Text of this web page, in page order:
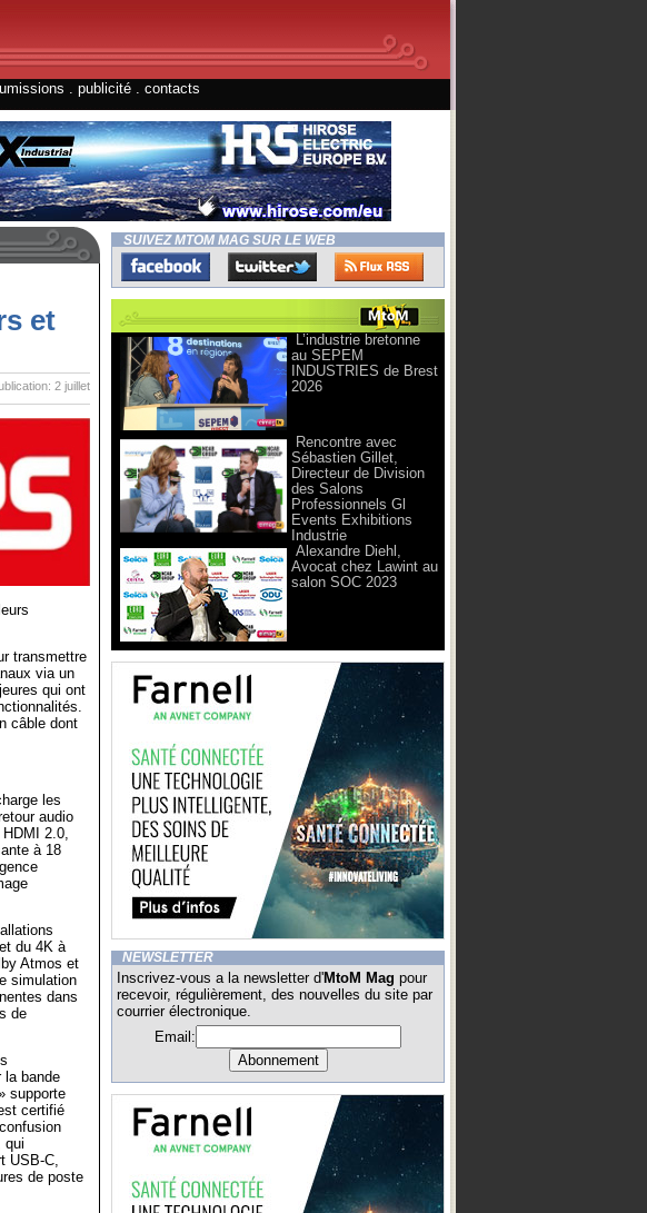
publicité contacts
et
2 juillet
transmettre
via un
qui ont
câble dont
les
audio
2.0,
à 18
du 4K à
Atmos et
simulation
dans
de
la bande
supporte
certifié
qui
USB-C,
de poste
SUIVEZ MTOM MAG SUR LE WEB
L’industrie bretonne
au SEPEM
INDUSTRIES de Brest
2026
Rencontre avec
Sébastien Gillet,
Directeur de Division
des Salons
Professionnels Gl
Events Exhibitions
Industrie
Alexandre Diehl,
Avocat chez Lawint au
salon SOC 2023
NEWSLETTER
Inscrivez-vous a la newsletter d'MtoM Mag pour
recevoir, régulièrement, des nouvelles du site par
courrier électronique.
Email: